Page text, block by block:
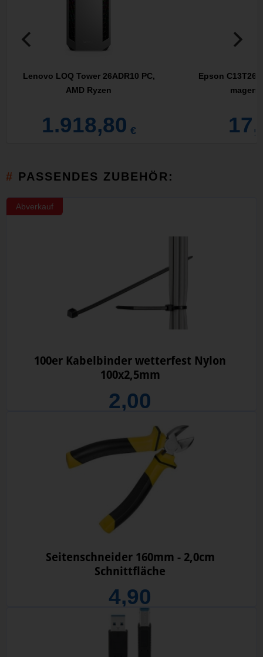
Lenovo LOQ Tower 26ADR10 PC,
AMD Ryzen
1.918,80 €
Epson
PASSENDES ZUBEHÖR:
Abverkauf
100er Kabelbinder wetterfest Nylon
100x2,5mm
2,00
Seitenschneider 160mm - 2,0cm
Schnittfläche
4,90